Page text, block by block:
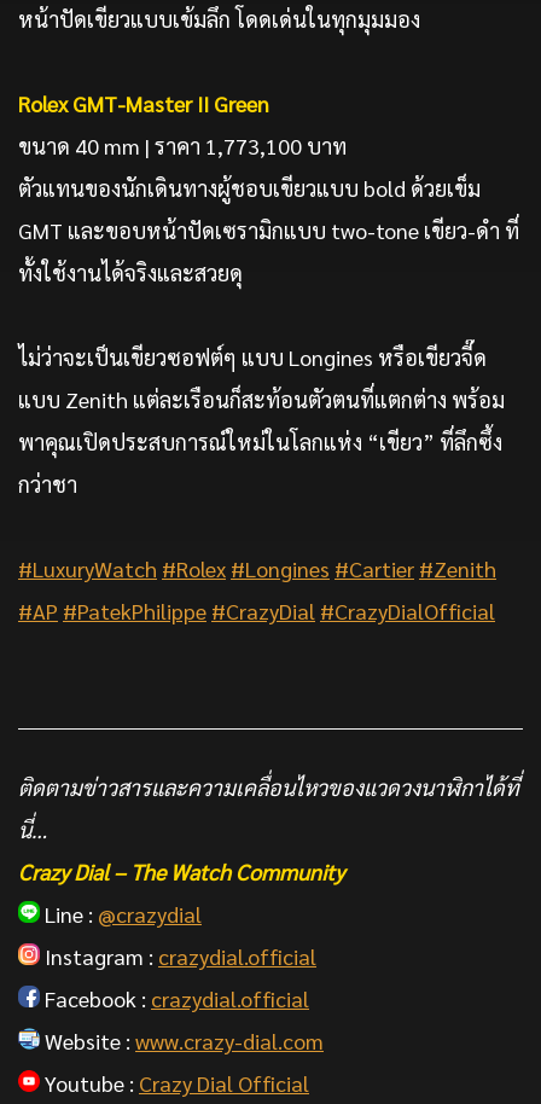
หน้าปัดเขียวแบบเข้มลึก โดดเด่นในทุกมุมมอง
Rolex GMT-Master II Green
ขนาด 40 mm | ราคา 1,773,100 บาท
ตัวแทนของนักเดินทางผู้ชอบเขียวแบบ bold ด้วยเข็ม
GMT และขอบหน้าปัดเซรามิกแบบ two-tone เขียว-ดำ ที่
ทั้งใช้งานได้จริงและสวยดุ
ไม่ว่าจะเป็นเขียวซอฟต์ๆ แบบ Longines หรือเขียวจี๊ด
แบบ Zenith แต่ละเรือนก็สะท้อนตัวตนที่แตกต่าง พร้อม
พาคุณเปิดประสบการณ์ใหม่ในโลกแห่ง “เขียว” ที่ลึกซึ้ง
กว่าชา
#LuxuryWatch #Rolex #Longines #Cartier #Zenith
#AP #PatekPhilippe #CrazyDial #CrazyDialOfficial
ติดตามข่าวสารและความเคลื่อนไหวของแวดวงนาฬิกาได้ที่
นี่…
Crazy Dial – The Watch Community
Line : @crazydial
Instagram : crazydial.official
Facebook : crazydial.official
Website : www.crazy-dial.com
Youtube : Crazy Dial Official